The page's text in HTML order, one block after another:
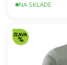
NA SKLADE